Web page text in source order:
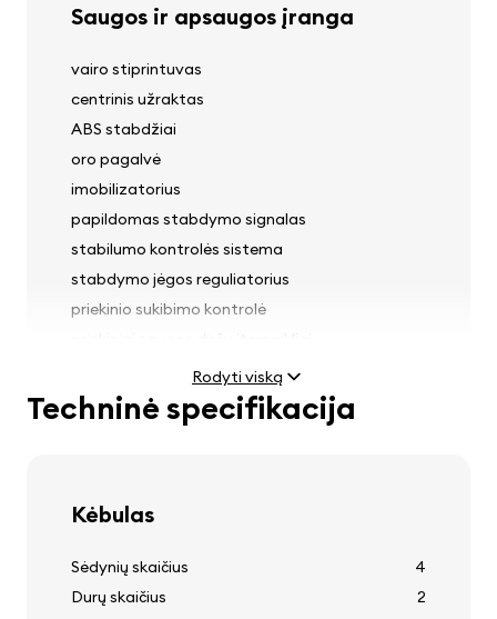
Saugos ir apsaugos įranga
vairo stiprintuvas
centrinis užraktas
ABS stabdžiai
oro pagalvė
imobilizatorius
papildomas stabdymo signalas
stabilumo kontrolės sistema
stabdymo jėgos reguliatorius
priekinio sukibimo kontrolė
žibintų aukščio reguliatorius
priekiniai žibintų plovimo įrenginiai
Rodyti viską
Techninė specifikacija
Kėbulas
Sėdynių skaičius
4
Durų skaičius
2